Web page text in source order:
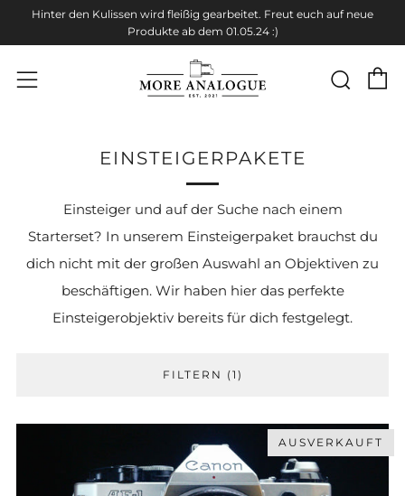
Hinter den Kulissen wird fleißig gearbeitet. Freut euch auf neue
Produkte ab dem 01.05.24 :)
Menü
EINSTEIGERPAKETE
Einsteiger und auf der Suche nach einem
Starterset? In unserem Einsteigerpaket brauchst du
dich nicht mit der großen Auswahl an Objektiven zu
beschäftigen. Wir haben hier das perfekte
Einsteigerobjektiv bereits für dich festgelegt.
FILTERN (1)
AUSVERKAUFT